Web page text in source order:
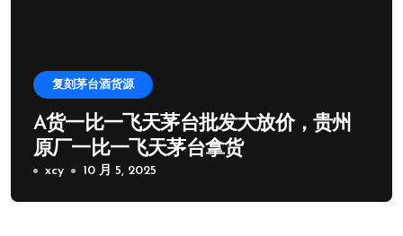
复刻茅台酒货源
A货一比一飞天茅台批发大放价，贵州
原厂一比一飞天茅台拿货
xcy 10 月 5, 2025